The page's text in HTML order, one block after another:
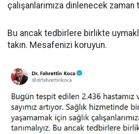
çalışanlarımıza dinlenecek zaman
Bu ancak tedbirlere birlikte
takın. Mesafenizi koruyun.